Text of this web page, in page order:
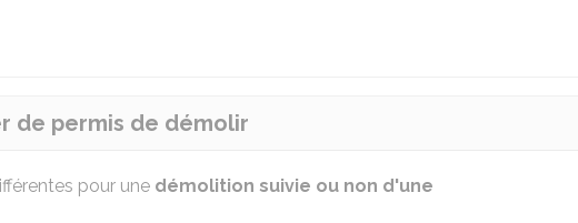
de permis de démolir
pour une démolition suivie ou non d'une